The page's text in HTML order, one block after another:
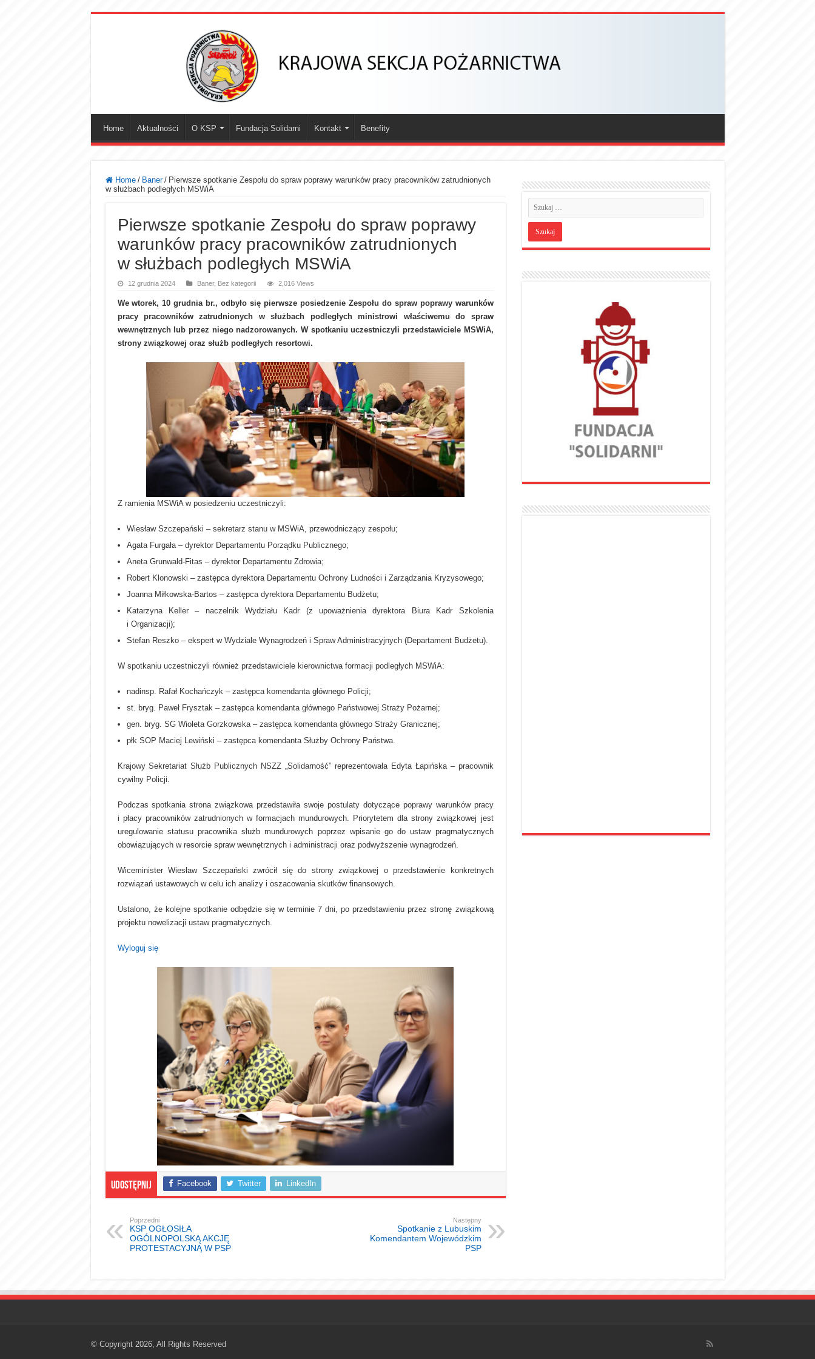
Home Aktualności O KSP Fundacja Solidarni Kontakt Benefity
Home / Baner / Pierwsze spotkanie Zespołu do spraw poprawy warunków pracy pracowników zatrudnionych
w służbach podległych MSWiA
Pierwsze spotkanie Zespołu do spraw poprawy
warunków pracy pracowników zatrudnionych
w służbach podległych MSWiA
12 grudnia 2024 Baner, Bez kategorii 2,016 Views
We wtorek, 10 grudnia br., odbyło się pierwsze posiedzenie Zespołu do spraw poprawy warunków
pracy pracowników zatrudnionych w służbach podległych ministrowi właściwemu do spraw
wewnętrznych lub przez niego nadzorowanych. W spotkaniu uczestniczyli przedstawiciele MSWiA,
strony związkowej oraz służb podległych resortowi.
Z ramienia MSWiA w posiedzeniu uczestniczyli:
Wiesław Szczepański – sekretarz stanu w MSWiA, przewodniczący zespołu;
Agata Furgała – dyrektor Departamentu Porządku Publicznego;
Aneta Grunwald-Fitas – dyrektor Departamentu Zdrowia;
Robert Klonowski – zastępca dyrektora Departamentu Ochrony Ludności i Zarządzania Kryzysowego;
Joanna Miłkowska-Bartos – zastępca dyrektora Departamentu Budżetu;
Katarzyna Keller – naczelnik Wydziału Kadr (z upoważnienia dyrektora Biura Kadr Szkolenia
i Organizacji);
Stefan Reszko – ekspert w Wydziale Wynagrodzeń i Spraw Administracyjnych (Departament Budżetu).
W spotkaniu uczestniczyli również przedstawiciele kierownictwa formacji podległych MSWiA:
nadinsp. Rafał Kochańczyk – zastępca komendanta głównego Policji;
st. bryg. Paweł Frysztak – zastępca komendanta głównego Państwowej Straży Pożarnej;
gen. bryg. SG Wioleta Gorzkowska – zastępca komendanta głównego Straży Granicznej;
płk SOP Maciej Lewiński – zastępca komendanta Służby Ochrony Państwa.
Krajowy Sekretariat Służb Publicznych NSZZ „Solidarność” reprezentowała Edyta Łapińska – pracownik
cywilny Policji.
Podczas spotkania strona związkowa przedstawiła swoje postulaty dotyczące poprawy warunków pracy
i płacy pracowników zatrudnionych w formacjach mundurowych. Priorytetem dla strony związkowej jest
uregulowanie statusu pracownika służb mundurowych poprzez wpisanie go do ustaw pragmatycznych
obowiązujących w resorcie spraw wewnętrznych i administracji oraz podwyższenie wynagrodzeń.
Wiceminister Wiesław Szczepański zwrócił się do strony związkowej o przedstawienie konkretnych
rozwiązań ustawowych w celu ich analizy i oszacowania skutków finansowych.
Ustalono, że kolejne spotkanie odbędzie się w terminie 7 dni, po przedstawieniu przez stronę związkową
projektu nowelizacji ustaw pragmatycznych.
Wyloguj się
Udostępnij Facebook Twitter LinkedIn
Poprzedni
KSP OGŁOSIŁA
OGÓLNOPOLSKĄ AKCJĘ
PROTESTACYJNĄ W PSP
Następny
Spotkanie z Lubuskim
Komendantem Wojewódzkim
PSP
© Copyright 2026, All Rights Reserved